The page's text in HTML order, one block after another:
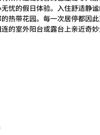
忧的假日体验。入住舒适静
热带花园。每一次居停都因
连的室外阳台或露台上亲近奇